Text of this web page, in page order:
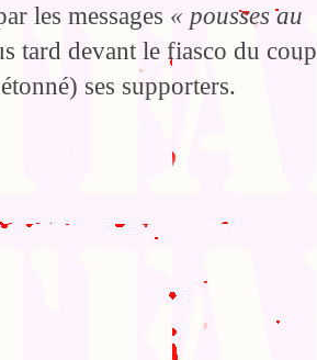
les messages « pousses au
tard devant le fiasco du coup
ses supporters.